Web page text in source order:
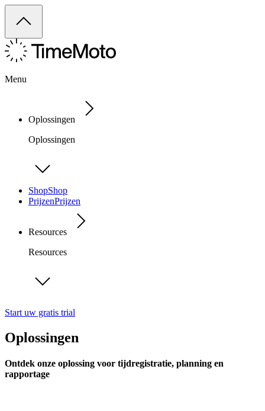
Menu
Oplossingen
Oplossingen
ShopShop
PrijzenPrijzen
Resources
Resources
Start uw gratis trial
Oplossingen
Ontdek onze oplossing voor tijdregistratie, planning en
rapportage